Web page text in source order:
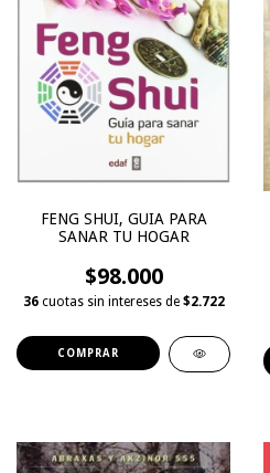
FENG SHUI, GUIA PARA
SANAR TU HOGAR
$98.000
36 cuotas sin intereses de $2.722